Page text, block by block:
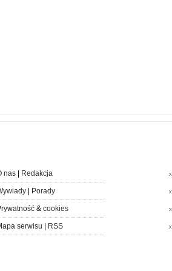
nas| Redakcja
| Porady
& cookies
serwisu RSS